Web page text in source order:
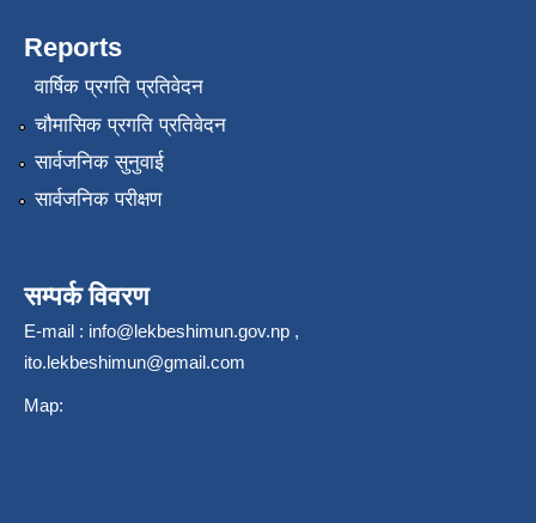
Reports
वार्षिक प्रगति प्रतिवेदन
चौमासिक प्रगति प्रतिवेदन
सार्वजनिक सुनुवाई
सार्वजनिक परीक्षण
सम्पर्क विवरण
E-mail : info@lekbeshimun.gov.np ,
ito.lekbeshimun@gmail.com
Map: